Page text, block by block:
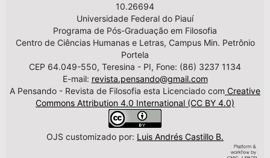
10.26694
Universidade Federal do Piauí
Programa de Pós-Graduação em Filosofia
Centro de Ciências Humanas e Letras, Campus Min. Petrônio
Portela
CEP 64.049-550, Teresina - PI, Fone: (86) 3237 1134
E-mail: revista.pensando@gmail.com
A Pensando - Revista de Filosofia esta Licenciado com Creative
Commons Attribution 4.0 International (CC BY 4.0)
OJS customizado por: Luis Andrés Castillo B.